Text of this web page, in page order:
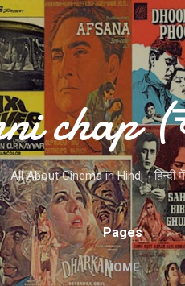
Skip to main content
chap
All About Cinema in Hindi - हिन्दी में
Pages
HOME